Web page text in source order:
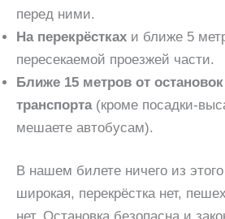
перед ними.
На перекрёстках и ближе 5
пересекаемой проезжей части.
Ближе 15 метров от
транспорта(кроме посадки-
мешаете автобусам).
В нашем билете ничего из
широкая, перекрёстка нет,